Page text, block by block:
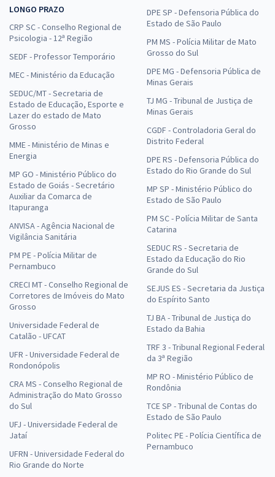
LONGO PRAZO
CRP SC - Conselho Regional de
Psicologia - 12ª Região
SEDF - Professor Temporário
MEC - Ministério da Educação
SEDUC/MT - Secretaria de
Estado de Educação, Esporte e
Lazer do estado de Mato
Grosso
MME - Ministério de Minas e
Energia
MP GO - Ministério Público do
Estado de Goiás - Secretário
Auxiliar da Comarca de
Itapuranga
ANVISA - Agência Nacional de
Vigilância Sanitária
PM PE - Polícia Militar de
Pernambuco
CRECI MT - Conselho Regional de
Corretores de Imóveis do Mato
Grosso
Universidade Federal de
Catalão - UFCAT
UFR - Universidade Federal de
Rondonópolis
CRA MS - Conselho Regional de
Administração do Mato Grosso
do Sul
UFJ - Universidade Federal de
Jataí
UFRN - Universidade Federal do
Rio Grande do Norte
DPE SP - Defensoria Pública do
Estado de São Paulo
PM MS - Polícia Militar de Mato
Grosso do Sul
DPE MG - Defensoria Pública de
Minas Gerais
TJ MG - Tribunal de Justiça de
Minas Gerais
CGDF - Controladoria Geral do
Distrito Federal
DPE RS - Defensoria Pública do
Estado do Rio Grande do Sul
MP SP - Ministério Público do
Estado de São Paulo
PM SC - Polícia Militar de Santa
Catarina
SEDUC RS - Secretaria de
Estado da Educação do Rio
Grande do Sul
SEJUS ES - Secretaria da Justiça
do Espírito Santo
TJ BA - Tribunal de Justiça do
Estado da Bahia
TRF 3 - Tribunal Regional Federal
da 3ª Região
MP RO - Ministério Público de
Rondônia
TCE SP - Tribunal de Contas do
Estado de São Paulo
Politec PE - Polícia Científica de
Pernambuco